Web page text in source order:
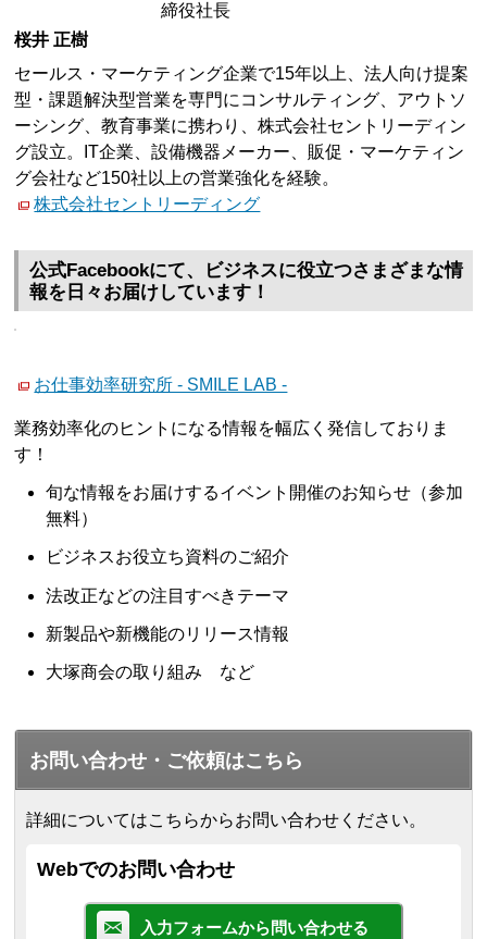
締役社長
桜井 正樹
セールス・マーケティング企業で15年以上、法人向け提案
型・課題解決型営業を専門にコンサルティング、アウトソ
ーシング、教育事業に携わり、株式会社セントリーディン
グ設立。IT企業、設備機器メーカー、販促・マーケティン
グ会社など150社以上の営業強化を経験。
株式会社セントリーディング
公式Facebookにて、ビジネスに役立つさまざまな情
報を日々お届けしています！
お仕事効率研究所 - SMILE LAB -
業務効率化のヒントになる情報を幅広く発信しておりま
す！
旬な情報をお届けするイベント開催のお知らせ（参加
無料）
ビジネスお役立ち資料のご紹介
法改正などの注目すべきテーマ
新製品や新機能のリリース情報
大塚商会の取り組み など
お問い合わせ・ご依頼はこちら
詳細についてはこちらからお問い合わせください。
Webでのお問い合わせ
入力フォームから問い合わせる